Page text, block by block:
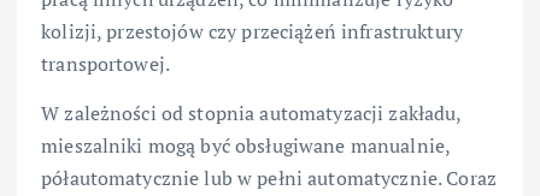
kolizji, przestojów czy przeciążeń infrastruktury
transportowej.
W zależności od stopnia automatyzacji zakładu,
mieszalniki mogą być obsługiwane manualnie,
półautomatycznie lub w pełni automatycznie. Coraz